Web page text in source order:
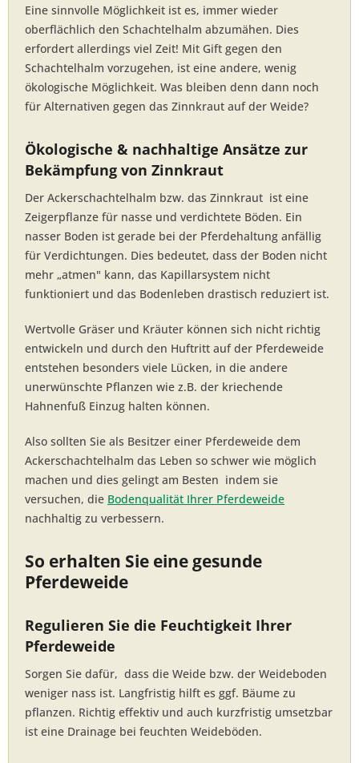
Eine sinnvolle Möglichkeit ist es, immer wieder
oberflächlich den Schachtelhalm abzumähen. Dies
erfordert allerdings viel Zeit! Mit Gift gegen den
Schachtelhalm vorzugehen, ist eine andere, wenig
ökologische Möglichkeit. Was bleiben denn dann noch
für Alternativen gegen das Zinnkraut auf der Weide?
Ökologische & nachhaltige Ansätze zur
Bekämpfung von Zinnkraut
Der Ackerschachtelhalm bzw. das Zinnkraut ist eine
Zeigerpflanze für nasse und verdichtete Böden. Ein
nasser Boden ist gerade bei der Pferdehaltung anfällig
für Verdichtungen. Dies bedeutet, dass der Boden nicht
mehr „atmen" kann, das Kapillarsystem nicht
funktioniert und das Bodenleben drastisch reduziert ist.
Wertvolle Gräser und Kräuter können sich nicht richtig
entwickeln und durch den Huftritt auf der Pferdeweide
entstehen besonders viele Lücken, in die andere
unerwünschte Pflanzen wie z.B. der kriechende
Hahnenfuß Einzug halten können.
Also sollten Sie als Besitzer einer Pferdeweide dem
Ackerschachtelhalm das Leben so schwer wie möglich
machen und dies gelingt am Besten indem sie
versuchen, die Bodenqualität Ihrer Pferdeweide
nachhaltig zu verbessern.
So erhalten Sie eine gesunde
Pferdeweide
Regulieren Sie die Feuchtigkeit Ihrer
Pferdeweide
Sorgen Sie dafür, dass die Weide bzw. der Weideboden
weniger nass ist. Langfristig hilft es ggf. Bäume zu
pflanzen. Richtig effektiv und auch kurzfristig umsetzbar
ist eine Drainage bei feuchten Weideböden.